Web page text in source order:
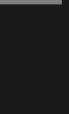
ventana)